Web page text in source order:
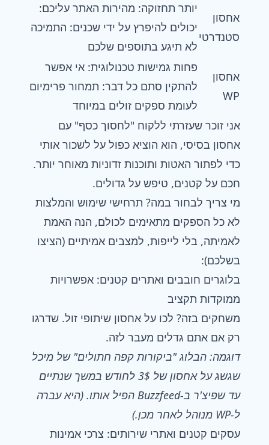
אחסון
סטנדרטי
יותר תחזוקה: מהירות האתר עליכם:
יכולים להיפרץ על ידי שכנים: התמיכה
לא תיגע בתוספים שלכם
אחסון
WP
פחות גמישות טכנולוגית: אי אפשר
להתקין סתם כל דבר: תמחור פרימיום
לעומת ספקים זולים במיוחד
אני זוכר שעזרתי ללקוח "לחסוך כסף" עם
אחסון בסיסי, הוא הוציא כפול על לשכור אותי
כדי לפתור האטות ותוכנות זדוניות מאוחר יותר.
חכם על קטנים, טיפש על גדולים.
מי צריך לבחור במה? תרחישי שימוש והמלצות
לא כל הספקים מתאימים לכולם, הנה האמת
לאמיתה, בלי לייפות, למצבים אמיתיים (הציצו
בשלכם):
בלוגרים חובבים ואתרים קטנים: אפשרויות
ממוקדות תקציב
משחקים בזה? לכו על אחסון שיתופי זול. שדרגו
רק אם אתם גדלים מעבר לזה.
דוגמה: הבלוג "ביקורות קפה חתולים" של מיכל
שגשג על אחסון של 3$ לחודש במשך שנתיים
עד שפיצ'ר ב-Buzzfeed הפיל אותו. (היא עברה
ל-WP מנוהל לאחר מכן.)
עסקים קטנים ואתרי שירותים: צרכי אמינות